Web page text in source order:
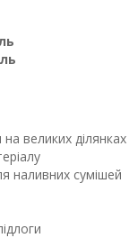
великих ділянках
наливних сумішей